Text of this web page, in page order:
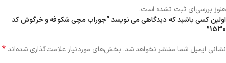
هنوز بررسی‌ای ثبت نشده است.
اولین کسی باشید که دیدگاهی می نویسد “جوراب مچی شکوفه و خرگوش کد
1530”
نشانی ایمیل شما منتشر نخواهد شد. بخش‌های موردنیاز علامت‌گذاری شده‌اند*